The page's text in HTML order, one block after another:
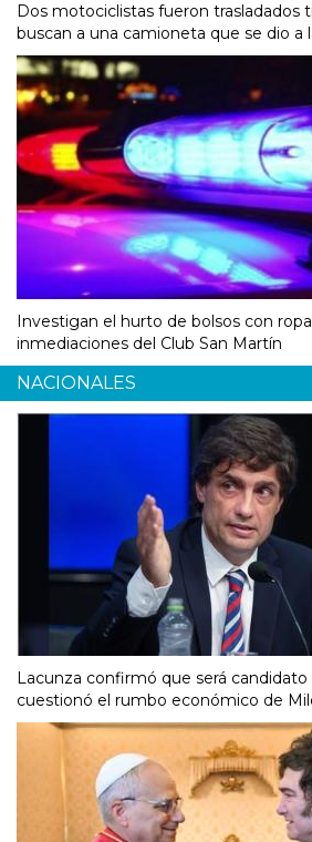
Dos motociclistas fueron trasladados
buscan a una camioneta que se dio a
Investigan el hurto de bolsos con
inmediaciones del Club San Martín
NACIONALES
Lacunza confirmó que será
cuestionó el rumbo económico de